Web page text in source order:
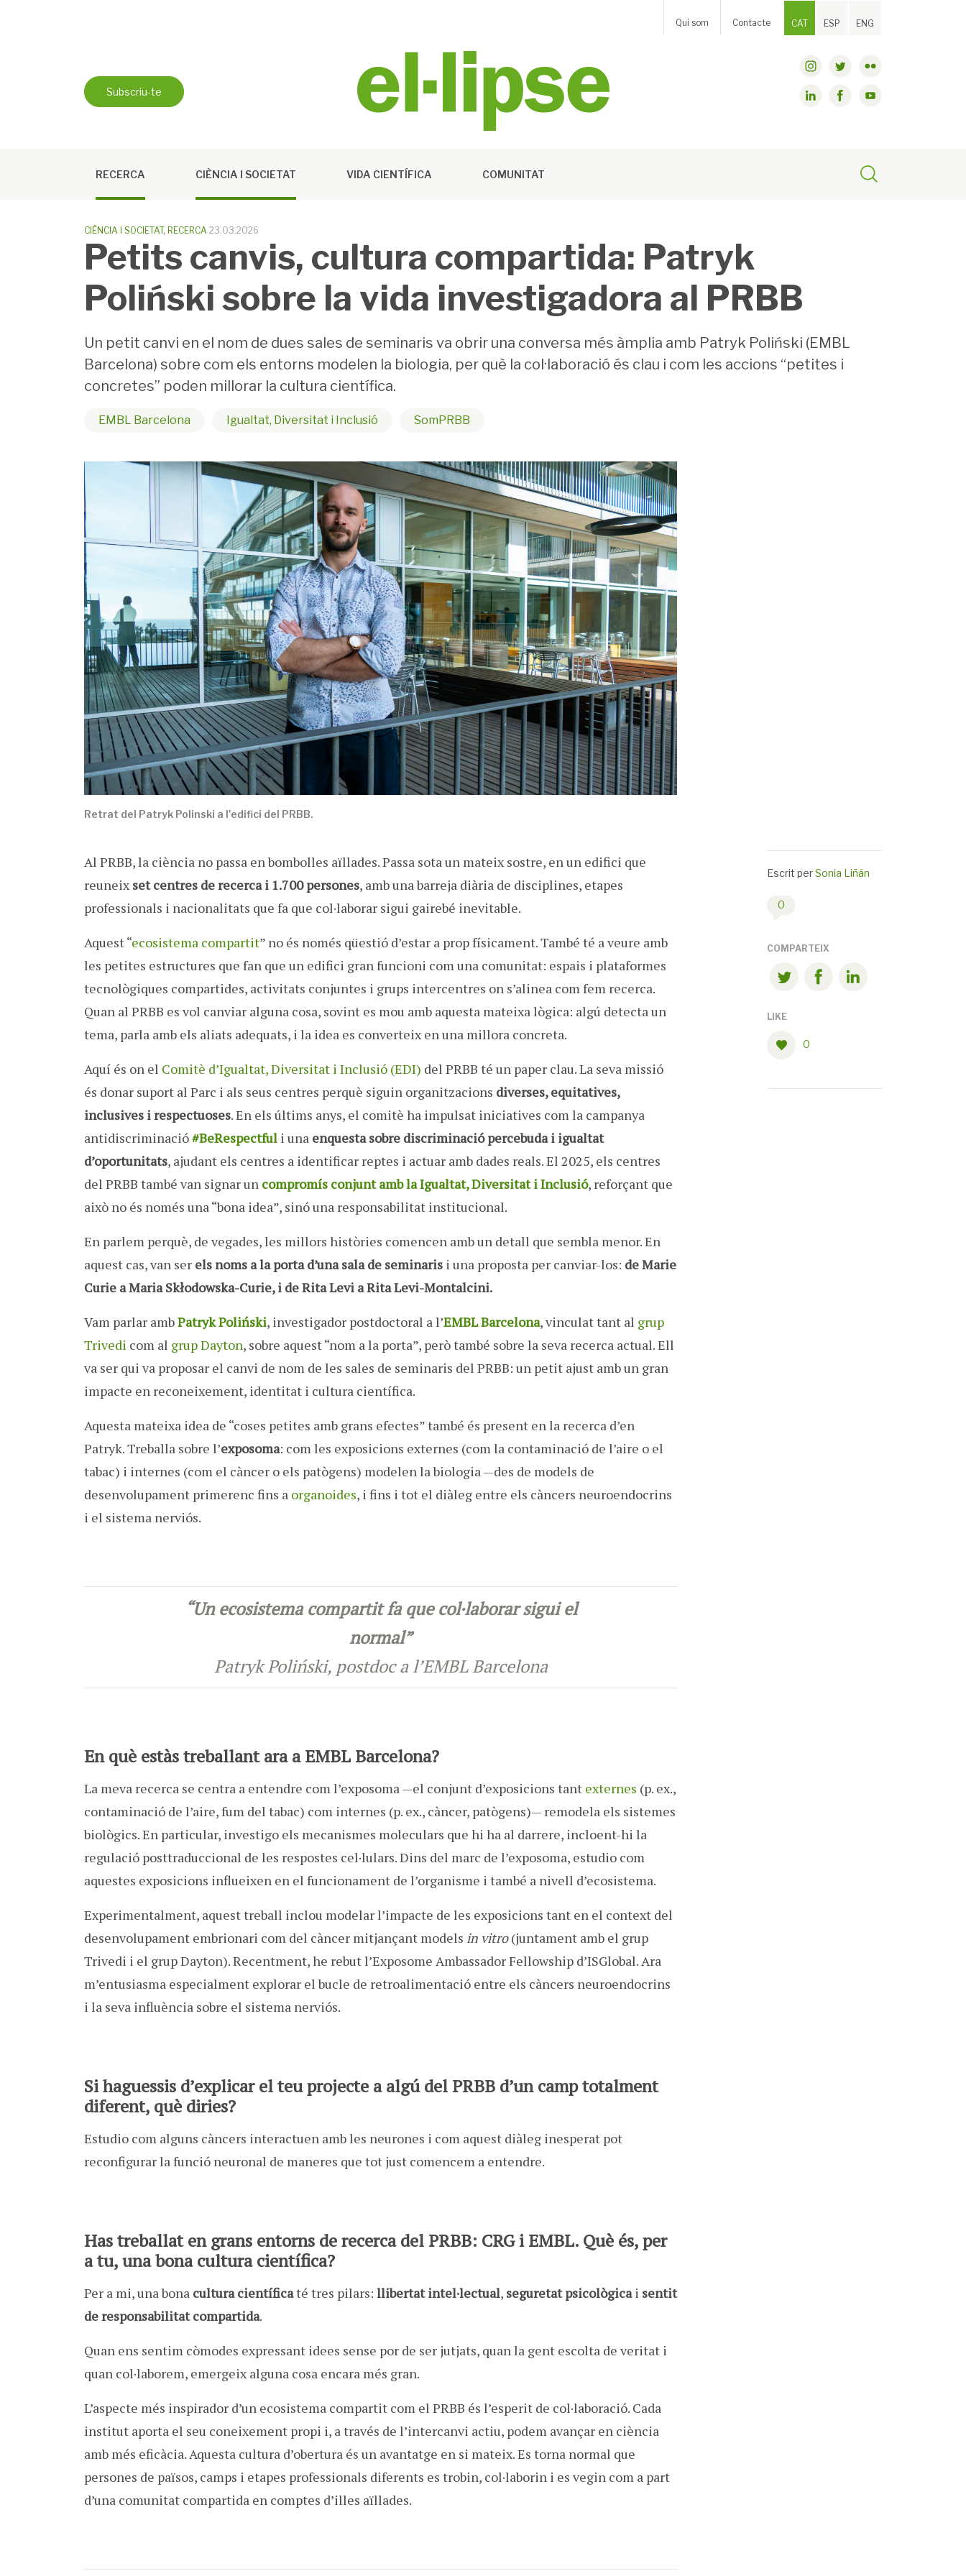
CAT ESP ENG
Qui som Contacte
Subscriu-te
RECERCA CIÈNCIA I SOCIETAT VIDA CIENTÍFICA COMUNITAT
CIÈNCIA I SOCIETAT, RECERCA 23.03.2026
Petits canvis, cultura compartida: Patryk
Poliński sobre la vida investigadora al PRBB
Un petit canvi en el nom de dues sales de seminaris va obrir una conversa més àmplia amb Patryk Poliński (EMBL
Barcelona) sobre com els entorns modelen la biologia, per què la col·laboració és clau i com les accions “petites i
concretes” poden millorar la cultura científica.
EMBL Barcelona Igualtat, Diversitat i Inclusió SomPRBB
Retrat del Patryk Polinski a l'edifici del PRBB.
Al PRBB, la ciència no passa en bombolles aïllades. Passa sota un mateix sostre, en un edifici que
reuneix set centres de recerca i 1.700 persones, amb una barreja diària de disciplines, etapes
professionals i nacionalitats que fa que col·laborar sigui gairebé inevitable.
Aquest “ecosistema compartit” no és només qüestió d’estar a prop físicament. També té a veure amb
les petites estructures que fan que un edifici gran funcioni com una comunitat: espais i plataformes
tecnològiques compartides, activitats conjuntes i grups intercentres on s’alinea com fem recerca.
Quan al PRBB es vol canviar alguna cosa, sovint es mou amb aquesta mateixa lògica: algú detecta un
tema, parla amb els aliats adequats, i la idea es converteix en una millora concreta.
Aquí és on el Comitè d’Igualtat, Diversitat i Inclusió (EDI) del PRBB té un paper clau. La seva missió
és donar suport al Parc i als seus centres perquè siguin organitzacions diverses, equitatives,
inclusives i respectuoses. En els últims anys, el comitè ha impulsat iniciatives com la campanya
antidiscriminació#BeRespectful i una enquesta sobre discriminació percebuda i igualtat
d’oportunitats, ajudant els centres a identificar reptes i actuar amb dades reals. El 2025, els centres
del PRBB també van signar un compromís conjunt amb la Igualtat, Diversitat i Inclusió, reforçant que
això no és només una “bona idea”, sinó una responsabilitat institucional.
En parlem perquè, de vegades, les millors històries comencen amb un detall que sembla menor. En
aquest cas, van ser els noms a la porta d’una sala de seminaris i una proposta per canviar-los: de Marie
Curie a Maria Skłodowska-Curie, i de Rita Levi a Rita Levi-Montalcini.
Vam parlar ambPatryk Poliński, investigador postdoctoral a l’EMBL Barcelona, vinculat tant al grup
Trivedi com al grup Dayton, sobre aquest “nom a la porta”, però també sobre la seva recerca actual. Ell
va ser qui va proposar el canvi de nom de les sales de seminaris del PRBB: un petit ajust amb un gran
impacte en reconeixement, identitat i cultura científica.
Aquesta mateixa idea de “coses petites amb grans efectes” també és present en la recerca d’en
Patryk. Treballa sobre l’exposoma: com les exposicions externes (com la contaminació de l’aire o el
tabac) i internes (com el càncer o els patògens) modelen la biologia —des de models de
desenvolupament primerenc fins a organoides, i fins i tot el diàleg entre els càncers neuroendocrins
i el sistema nerviós.
“Un ecosistema compartit fa que col·laborar sigui el
normal”
Patryk Poliński, postdoc a l’EMBL Barcelona
En què estàs treballant ara a EMBL Barcelona?
La meva recerca se centra a entendre com l’exposoma —el conjunt d’exposicions tant externes (p. ex.,
contaminació de l’aire, fum del tabac) com internes (p. ex., càncer, patògens)— remodela els sistemes
biològics. En particular, investigo els mecanismes moleculars que hi ha al darrere, incloent-hi la
regulació posttraduccional de les respostes cel·lulars. Dins del marc de l’exposoma, estudio com
aquestes exposicions influeixen en el funcionament de l’organisme i també a nivell d’ecosistema.
Experimentalment, aquest treball inclou modelar l’impacte de les exposicions tant en el context del
desenvolupament embrionari com del càncer mitjançant models in vitro(juntament amb el grup
Trivedi i el grup Dayton). Recentment, he rebut l’Exposome Ambassador Fellowship d’ISGlobal. Ara
m’entusiasma especialment explorar el bucle de retroalimentació entre els càncers neuroendocrins
i la seva influència sobre el sistema nerviós.
Si haguessis d’explicar el teu projecte a algú del PRBB d’un camp totalment
diferent, què diries?
Estudio com alguns càncers interactuen amb les neurones i com aquest diàleg inesperat pot
reconfigurar la funció neuronal de maneres que tot just comencem a entendre.
Has treballat en grans entorns de recerca del PRBB: CRG i EMBL. Què és, per
a tu, una bona cultura científica?
Per a mi, una bona cultura científicaté tres pilars: llibertat intel·lectual, seguretat psicològicai sentit
de responsabilitat compartida.
Quan ens sentim còmodes expressant idees sense por de ser jutjats, quan la gent escolta de veritat i
quan col·laborem, emergeix alguna cosa encara més gran.
L’aspecte més inspirador d’un ecosistema compartit com el PRBB és l’esperit de col·laboració. Cada
institut aporta el seu coneixement propi i, a través de l’intercanvi actiu, podem avançar en ciència
amb més eficàcia. Aquesta cultura d’obertura és un avantatge en si mateix. Es torna normal que
persones de països, camps i etapes professionals diferents es trobin, col·laborin i es vegin com a part
d’una comunitat compartida en comptes d’illes aïllades.
Escrit perSonia Liñán
0
COMPARTEIX
LIKE
0